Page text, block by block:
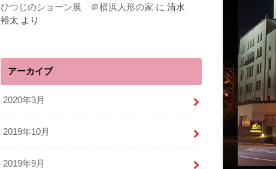
ひつじのショーン展 ＠横浜人形の家 に 清水
裕太 より
アーカイブ
2020年3月
2019年10月
2019年9月